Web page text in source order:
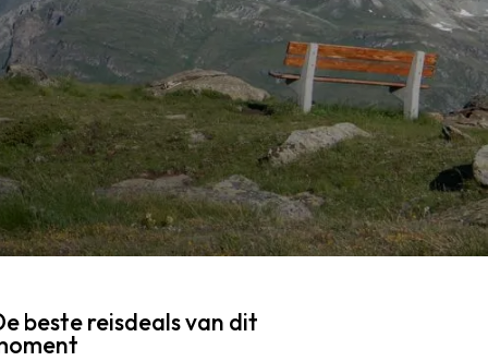
beste reisdeals van dit